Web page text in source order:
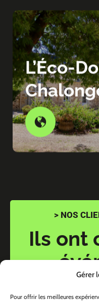
Gérer
Pour offrir les meilleures
L’Éco-
> NOS
Ils ont
à